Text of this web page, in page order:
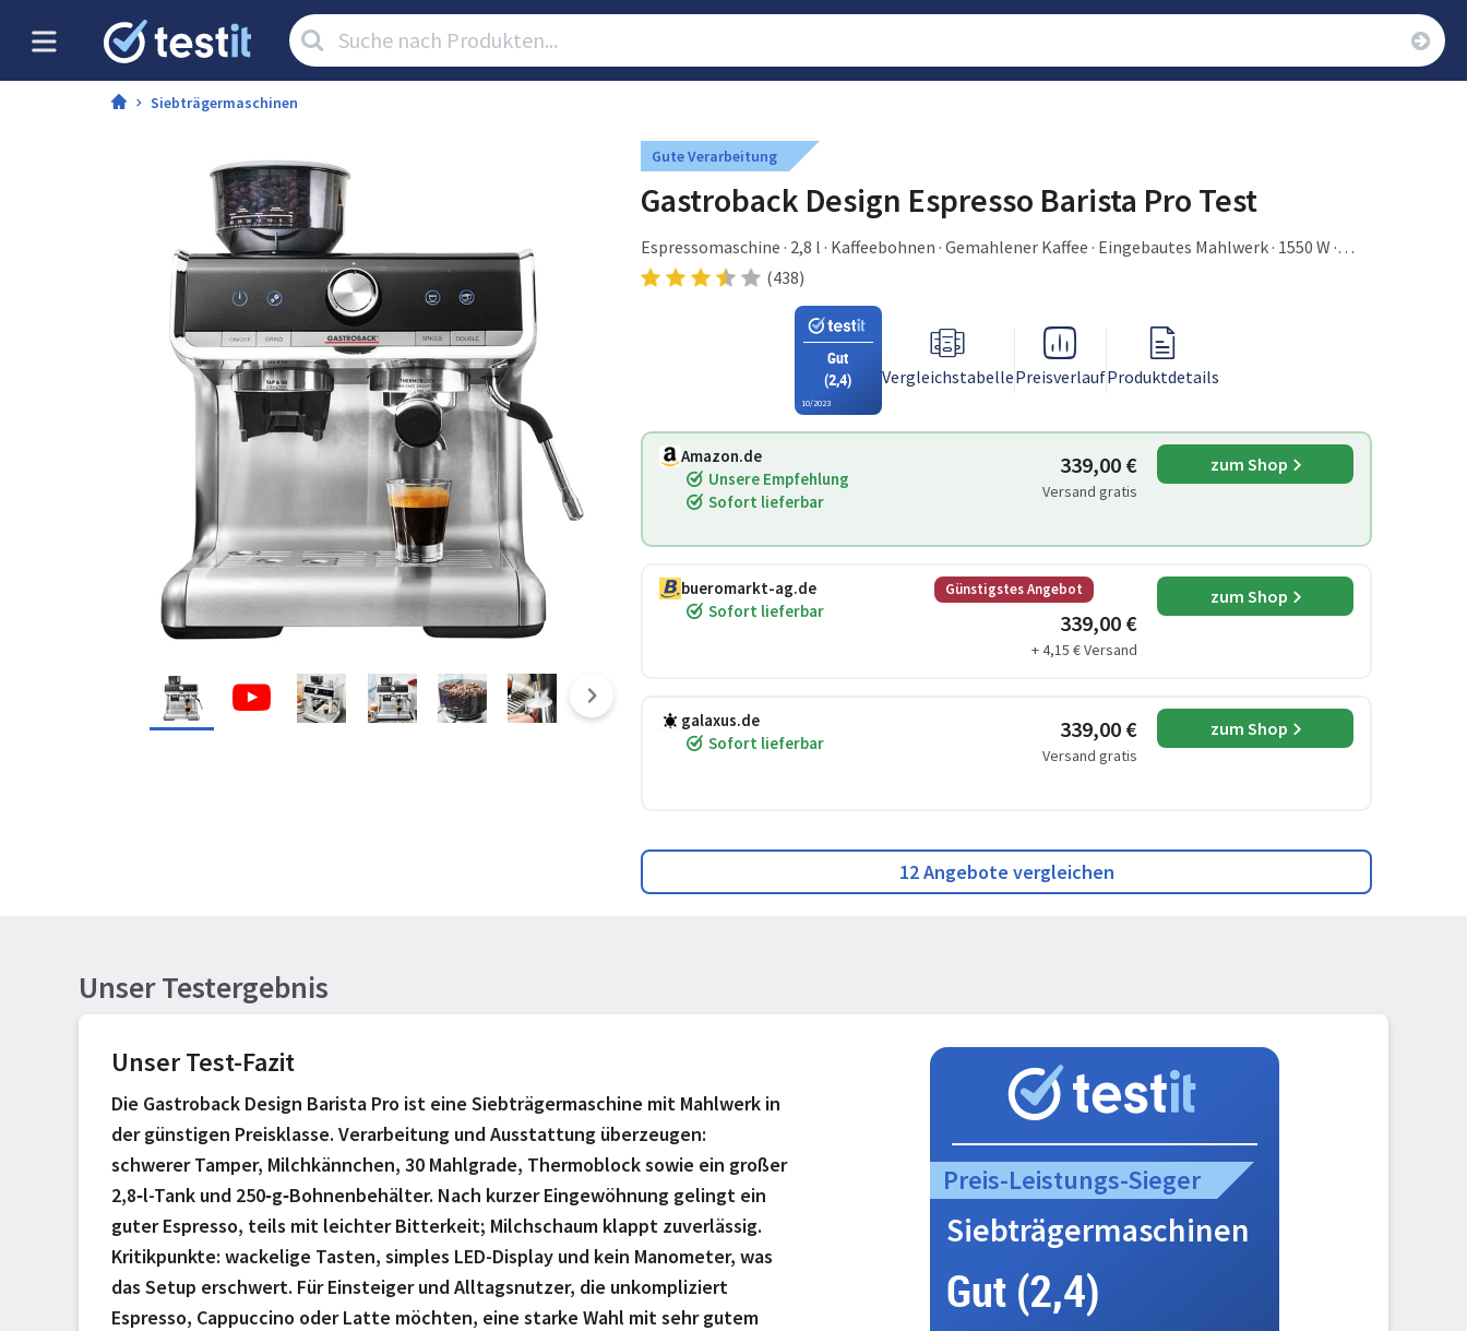
Artikel
suchen:
Siebträgermaschinen
Gute Verarbeitung
Gastroback Design Espresso Barista Pro Test
Espressomaschine · 2,8 l · Kaffeebohnen · Gemahlener Kaffee · Eingebautes Mahlwerk · 1550 W ·
Edelstahl
(438)
Gut
(2,4)
10/2023
VergleichstabellePreisverlaufProduktdetails
Amazon.de
Unsere Empfehlung
Sofort lieferbar
339,00 €
Versand gratis
zum Shop
bueromarkt-ag.de
Sofort lieferbar
Günstigstes Angebot
339,00 €
+ 4,15 € Versand
zum Shop
galaxus.de
Sofort lieferbar
339,00 €
Versand gratis
zum Shop
12 Angebote vergleichen
Unser Testergebnis
Preis-Leistungs-Sieger
Siebträgermaschinen
Gut (2,4)
Unser Test-Fazit
Die Gastroback Design Barista Pro ist eine Siebträgermaschine mit Mahlwerk in
der günstigen Preisklasse. Verarbeitung und Ausstattung überzeugen:
schwerer Tamper, Milchkännchen, 30 Mahlgrade, Thermoblock sowie ein großer
2,8‑l-Tank und 250‑g‑Bohnenbehälter. Nach kurzer Eingewöhnung gelingt ein
guter Espresso, teils mit leichter Bitterkeit; Milchschaum klappt zuverlässig.
Kritikpunkte: wackelige Tasten, simples LED-Display und kein Manometer, was
das Setup erschwert. Für Einsteiger und Alltagsnutzer, die unkompliziert
Espresso, Cappuccino oder Latte möchten, eine starke Wahl mit sehr gutem